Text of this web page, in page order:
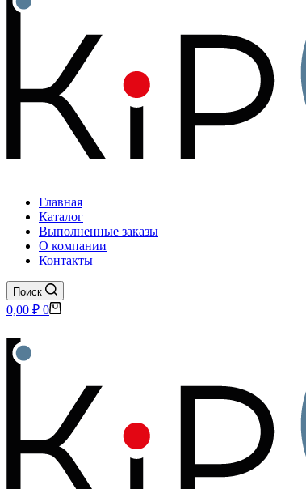
Главная
Каталог
Выполненные заказы
О компании
Контакты
Поиск
Корзина
0,00 ₽ 0